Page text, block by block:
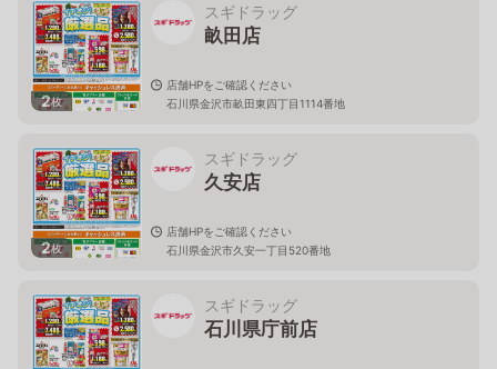
2枚
スギドラッグ
畝田店
店舗HPをご確認ください
石川県金沢市畝田東四丁目1114番地
2枚
スギドラッグ
久安店
店舗HPをご確認ください
石川県金沢市久安一丁目520番地
スギドラッグ
石川県庁前店